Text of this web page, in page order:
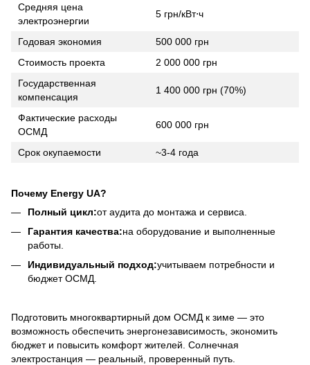
Средняя цена
электроэнергии
5 грн/кВт⋅ч
Годовая экономия
500 000 грн
Стоимость проекта
2 000 000 грн
Государственная
компенсация
1 400 000 грн (70%)
Фактические расходы
ОСМД
600 000 грн
Срок окупаемости ~3-4 года
Почему Energy UA?
Полный цикл:от аудита до монтажа и сервиса.
Гарантия качества:на оборудование и выполненные
работы.
Индивидуальный подход:учитываем потребности и
бюджет ОСМД.
Подготовить многоквартирный дом ОСМД к зиме — это
возможность обеспечить энергонезависимость, экономить
бюджет и повысить комфорт жителей. Солнечная
электростанция — реальный, проверенный путь.